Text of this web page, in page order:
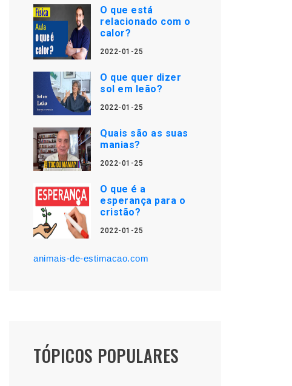
O que está
relacionado com o
calor?
2022-01-25
O que quer dizer
sol em leão?
2022-01-25
Quais são as suas
manias?
2022-01-25
O que é a
esperança para o
cristão?
2022-01-25
animais-de-estimacao.com
TÓPICOS POPULARES